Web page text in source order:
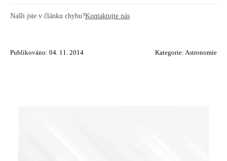
Našli jste v článku chybu?Kontaktujte nás
Publikováno: 04. 11. 2014 Kategorie: Astronomie